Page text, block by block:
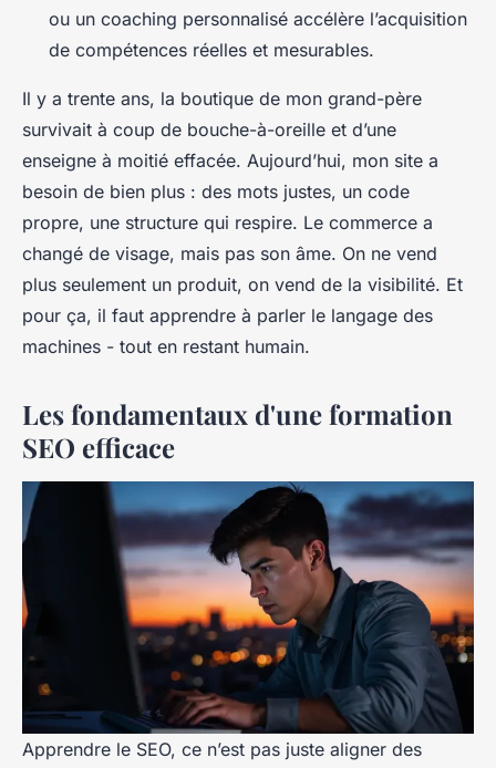
ou un coaching personnalisé accélère l’acquisition
de compétences réelles et mesurables.
Il y a trente ans, la boutique de mon grand-père
survivait à coup de bouche-à-oreille et d’une
enseigne à moitié effacée. Aujourd’hui, mon site a
besoin de bien plus : des mots justes, un code
propre, une structure qui respire. Le commerce a
changé de visage, mais pas son âme. On ne vend
plus seulement un produit, on vend de la visibilité. Et
pour ça, il faut apprendre à parler le langage des
machines - tout en restant humain.
Les fondamentaux d'une formation
SEO efficace
Apprendre le SEO, ce n’est pas juste aligner des